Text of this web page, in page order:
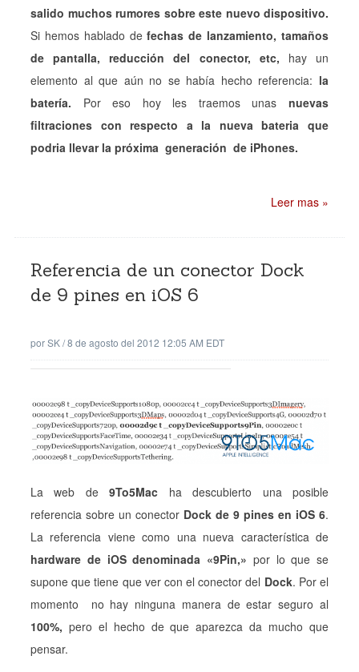
salido muchos rumores sobre este nuevo dispositivo.
Si hemos hablado defechas de lanzamiento, tamaños
de pantalla, reducción del conector, etc, hay un
elemento al que aún no se había hecho referencia: la
batería. Por eso hoy les traemos unas nuevas
filtraciones con respecto a la nueva bateria que
podria llevar la próxima generación de iPhones.
Leer mas »
Referencia de un conector Dock
de 9 pines en iOS 6
porSK/8 de agosto del 2012 12:05 AM EDT
La web de9To5Mac ha descubierto una posible
referencia sobre un conector Dock de 9 pines en iOS 6.
La referencia viene como una nueva característica de
hardware de iOS denominada «9Pin,» por lo que se
supone que tiene que ver con el conector del Dock. Por el
momento no hay ninguna manera de estar seguro al
100%, pero el hecho de que aparezca da mucho que
pensar.